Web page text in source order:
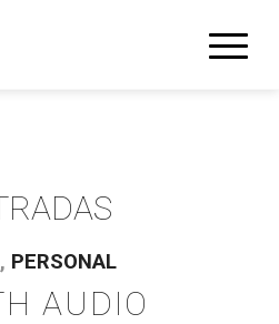
, PERSONAL
AUDIO